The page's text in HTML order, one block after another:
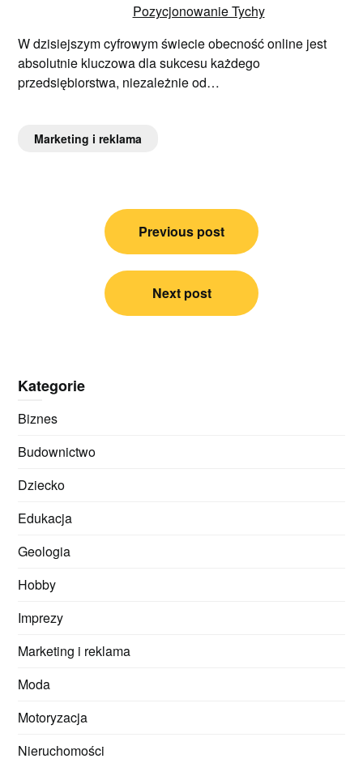
Pozycjonowanie Tychy
W dzisiejszym cyfrowym świecie obecność online jest
absolutnie kluczowa dla sukcesu każdego
przedsiębiorstwa, niezależnie od…
Marketing i reklama
Nawigacja
Previous post
Next post
Kategorie
Biznes
Budownictwo
Dziecko
Edukacja
Geologia
Hobby
Imprezy
Marketing i reklama
Moda
Motoryzacja
Nieruchomości